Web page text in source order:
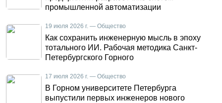
промышленной автоматизации
19 июля 2026 г. — Общество
Как сохранить инженерную мысль в эпоху
тотального ИИ. Рабочая методика Санкт-
Петербургского Горного
17 июля 2026 г. — Общество
В Горном университете Петербурга
выпустили первых инженеров нового